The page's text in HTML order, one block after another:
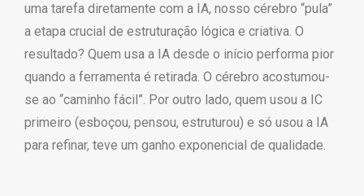
uma tarefa diretamente com a IA, nosso cérebro “pula”
a etapa crucial de estruturação lógica e criativa. O
resultado? Quem usa a IA desde o início performa pior
quando a ferramenta é retirada. O cérebro acostumou-
se ao “caminho fácil”. Por outro lado, quem usou a IC
primeiro (esboçou, pensou, estruturou) e só usou a IA
para refinar, teve um ganho exponencial de qualidade.